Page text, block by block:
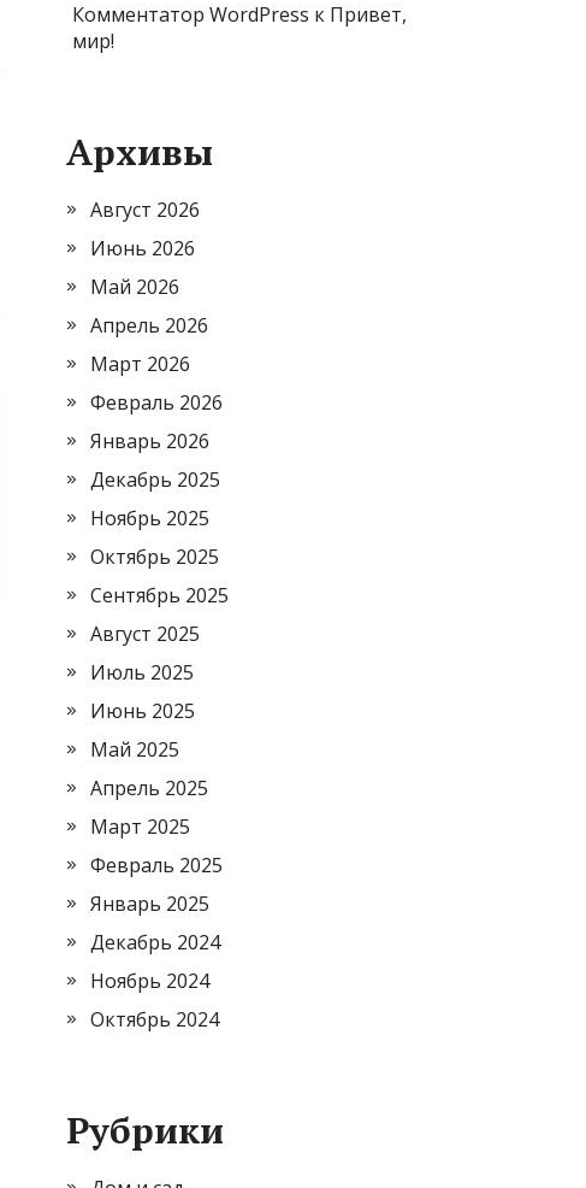
Комментатор WordPress к Привет,
мир!
Архивы
Август 2026
Июнь 2026
Май 2026
Апрель 2026
Март 2026
Февраль 2026
Январь 2026
Декабрь 2025
Ноябрь 2025
Октябрь 2025
Сентябрь 2025
Август 2025
Июль 2025
Июнь 2025
Май 2025
Апрель 2025
Март 2025
Февраль 2025
Январь 2025
Декабрь 2024
Ноябрь 2024
Октябрь 2024
Рубрики